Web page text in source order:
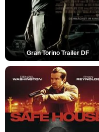
Gran Torino Trailer DF